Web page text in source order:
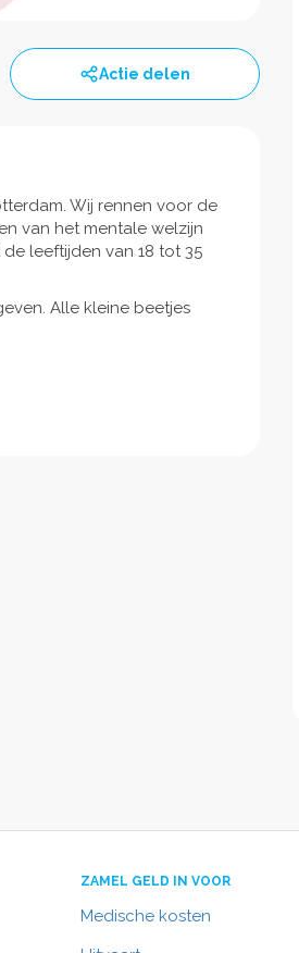
Actie delen
Wij rennen voor de
van het mentale welzijn
leeftijden van 18 tot 35
Alle kleine beetjes
ZAMEL GELD IN VOOR
Medische kosten